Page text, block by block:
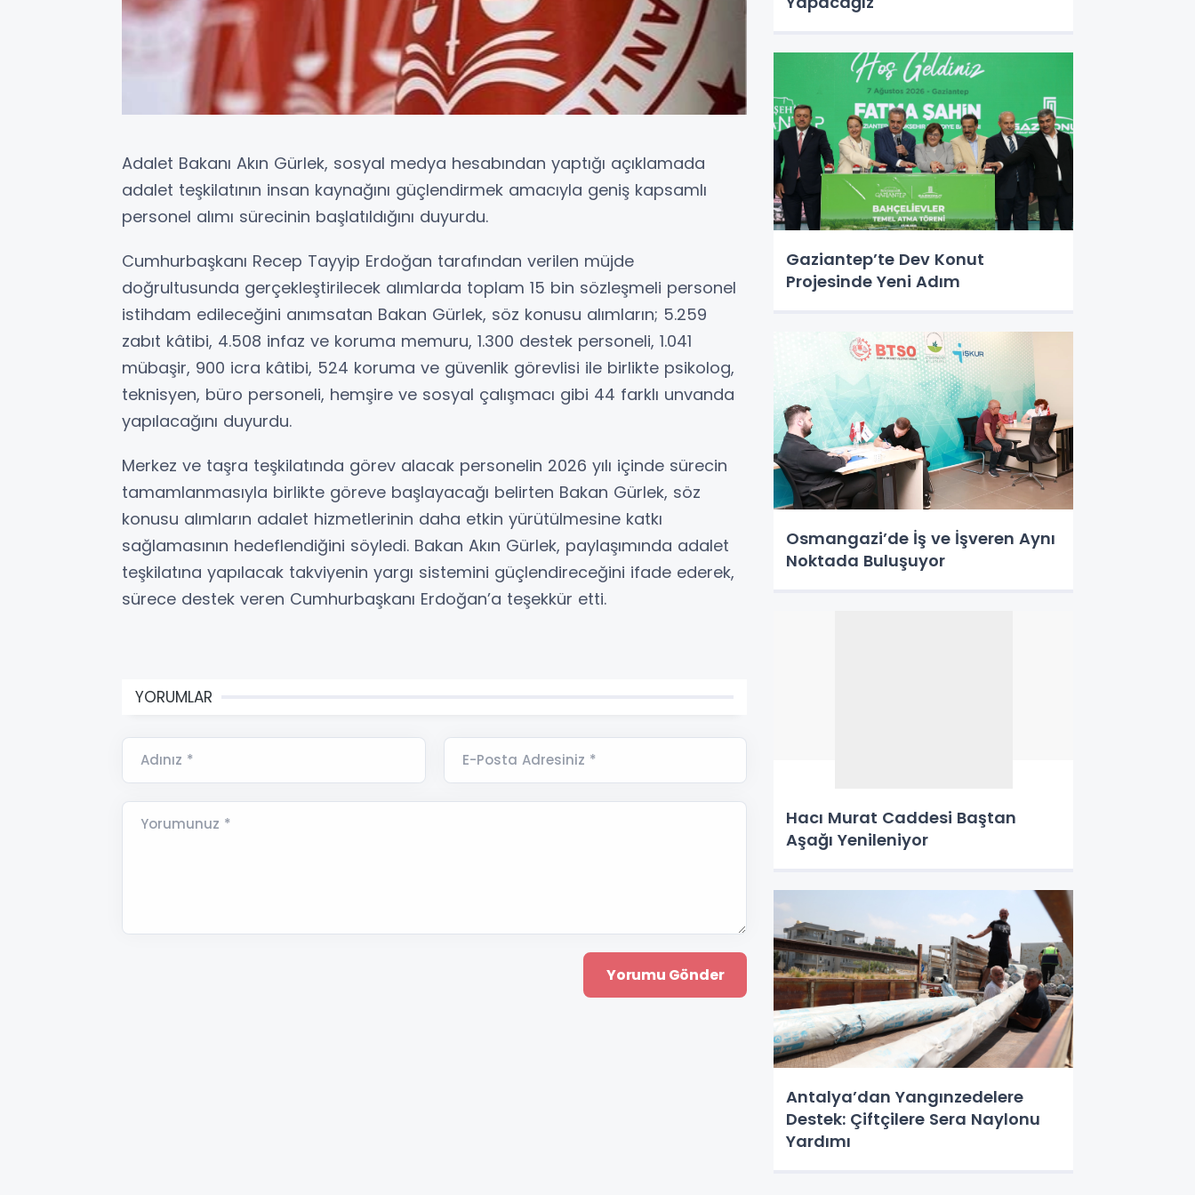
Adalet Bakanı Akın Gürlek, sosyal medya hesabından yaptığı açıklamada
adalet teşkilatının insan kaynağını güçlendirmek amacıyla geniş kapsamlı
personel alımı sürecinin başlatıldığını duyurdu.
Cumhurbaşkanı Recep Tayyip Erdoğan tarafından verilen müjde
doğrultusunda gerçekleştirilecek alımlarda toplam 15 bin sözleşmeli personel
istihdam edileceğini anımsatan Bakan Gürlek, söz konusu alımların; 5.259
zabıt kâtibi, 4.508 infaz ve koruma memuru, 1.300 destek personeli, 1.041
mübaşir, 900 icra kâtibi, 524 koruma ve güvenlik görevlisi ile birlikte psikolog,
teknisyen, büro personeli, hemşire ve sosyal çalışmacı gibi 44 farklı unvanda
yapılacağını duyurdu.
Merkez ve taşra teşkilatında görev alacak personelin 2026 yılı içinde sürecin
tamamlanmasıyla birlikte göreve başlayacağı belirten Bakan Gürlek, söz
konusu alımların adalet hizmetlerinin daha etkin yürütülmesine katkı
sağlamasının hedeflendiğini söyledi. Bakan Akın Gürlek, paylaşımında adalet
teşkilatına yapılacak takviyenin yargı sistemini güçlendireceğini ifade ederek,
sürece destek veren Cumhurbaşkanı Erdoğan’a teşekkür etti.
YORUMLAR
Adınız * E-Posta Adresiniz *
Yorumunuz *
Gaziantep’te Dev Konut
Projesinde Yeni Adım
Osmangazi’de İş ve İşveren Aynı
Noktada Buluşuyor
Hacı Murat Caddesi Baştan
Aşağı Yenileniyor
Antalya’dan Yangınzedelere
Destek: Çiftçilere Sera Naylonu
Yardımı